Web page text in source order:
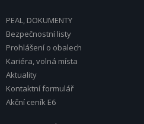
PEAL, DOKUMENTY
Bezpečnostní listy
Prohlášení o obalech
Kariéra, volná místa
Aktuality
Kontaktní formulář
Akční ceník E6